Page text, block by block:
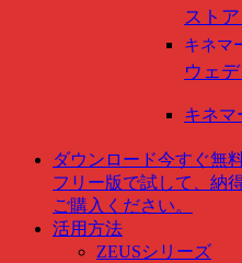
スト
キネマ
ウェ
キネマ
ダウンロード今すぐ無
フリー版で試して、納
ご購入ください。
活用方法
ZEUSシリーズ